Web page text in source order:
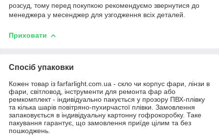
розсуд, тому перед покупкою рекомендуємо звернутися до
менеджера у месенджер для узгодження всіх деталей.
Приховати
Спосіб упаковки
Кожен товар із farfarlight.com.ua - скло чи корпус фари, лінзи в
фари, світловод, інструменти для ремонта фар або
ремкомплект - індивідуально пакується у прозору ПВХ-плівку
та кілька шарів повітряно-пухирчастої плівки. Замовлення
запаковується в індивідуальну картонну гофрокоробку. Таке
пакування гарантує, що замовлення приїде цілим та без
пошкоджень.